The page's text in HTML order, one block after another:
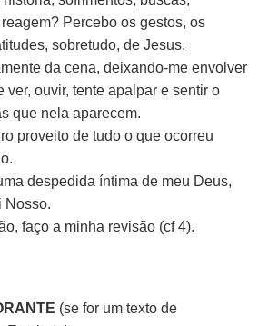
Percebo os gestos, os
sobretudo, de Jesus.
da cena, deixando-me envolver
ver, ouvir, tente apalpar e sentir o
que nela aparecem.
proveito de tudo o que ocorreu
despedida íntima de meu Deus,
Nosso.
faço a minha revisão (cf 4).
(se for um texto de